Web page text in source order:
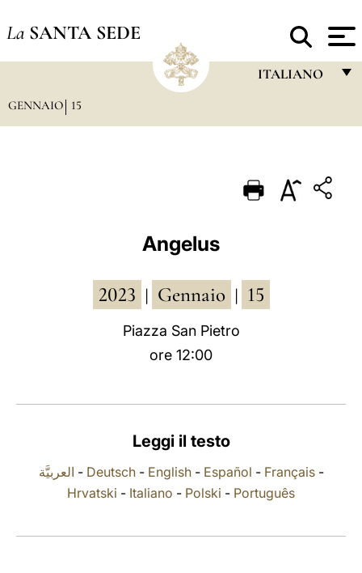
La SANTA SEDE
ITALIANO
PORTUGUÊS
POLSKI
GENNAIO 15
Angelus
2023 Gennaio 15
Piazza San Pietro
ore 12:00
Leggi il testo
العربيَّة - Deutsch- English- Español - Français-
Hrvatski - Italiano - Polski - Português